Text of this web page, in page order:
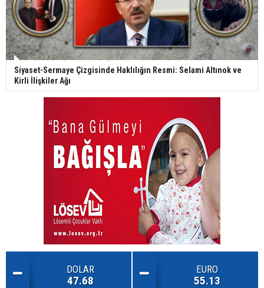
Siyaset-Sermaye Çizgisinde Haklılığın Resmi: Selami Altınok ve
Kirli İlişkiler Ağı
DOLAR
47.68
EURO
55.13